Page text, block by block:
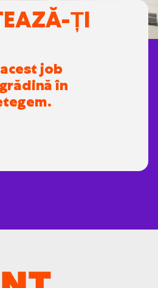
ȚI
job
în